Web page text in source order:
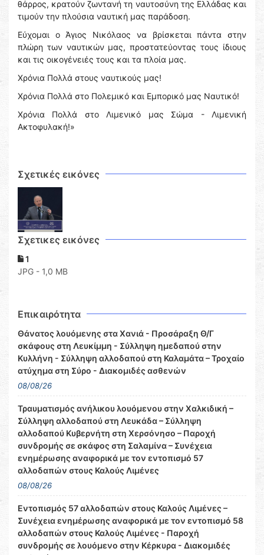
θάρρος, κρατούν ζωντανή τη ναυτοσύνη της Ελλάδας και
τιμούν την πλούσια ναυτική μας παράδοση.
Εύχομαι ο Άγιος Νικόλαος να βρίσκεται πάντα στην
πλώρη των ναυτικών μας, προστατεύοντας τους ίδιους
και τις οικογένειές τους και τα πλοία μας.
Χρόνια Πολλά στους ναυτικούς μας!
Χρόνια Πολλά στο Πολεμικό και Εμπορικό μας Ναυτικό!
Χρόνια Πολλά στο Λιμενικό μας Σώμα - Λιμενική
Ακτοφυλακή!»
Σχετικές εικόνες
Σχετικες εικόνες
1
JPG - 1,0 MB
Επικαιρότητα
Θάνατος λουόμενης στα Χανιά - Προσάραξη Θ/Γ
σκάφους στη Λευκίμμη - Σύλληψη ημεδαπού στην
Κυλλήνη - Σύλληψη αλλοδαπού στη Καλαμάτα – Τροχαίο
ατύχημα στη Σύρο - Διακομιδές ασθενών
08/08/26
Τραυματισμός ανήλικου λουόμενου στην Χαλκιδική –
Σύλληψη αλλοδαπού στη Λευκάδα – Σύλληψη
αλλοδαπού Κυβερνήτη στη Χερσόνησο – Παροχή
συνδρομής σε σκάφος στη Σαλαμίνα – Συνέχεια
ενημέρωσης αναφορικά με τον εντοπισμό 57
αλλοδαπών στους Καλούς Λιμένες
08/08/26
Εντοπισμός 57 αλλοδαπών στους Καλούς Λιμένες –
Συνέχεια ενημέρωσης αναφορικά με τον εντοπισμό 58
αλλοδαπών στους Καλούς Λιμένες - Παροχή
συνδρομής σε λουόμενο στην Κέρκυρα - Διακομιδές